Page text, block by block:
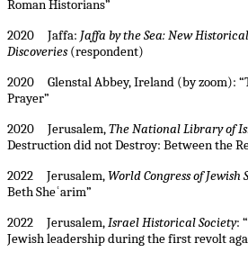
Roman Historians”
2020 Jaffa: Jaffa by the Sea: New
Discoveries(respondent)
2020 Glenstal Abbey, Ireland (by zoom):
Prayer”
2020 Jerusalem,The National Library of
Destruction did not Destroy: Between the
2022 Jerusalem,World Congress of Jewish
Beth Sheʿarim”
2022 Jerusalem,Israel Historical Society:
Jewish leadership during the first revolt